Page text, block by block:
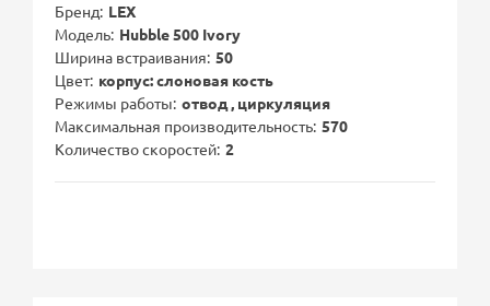
Бренд LEX
Модель Hubble 500 Ivory
Ширина встраивания 50
Цвет корпус: слоновая кость
Режимы работы отвод , циркуляция
Максимальная производительность 570
Количество скоростей 2